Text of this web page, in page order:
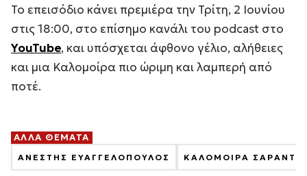
Το επεισόδιο κάνει πρεμιέρα την Τρίτη, 2 Ιουνίου
στις 18:00, στο επίσημο κανάλι του podcast στο
YouTube, και υπόσχεται άφθονο γέλιο, αλήθειες
και μια Καλομοίρα πιο ώριμη και λαμπερή από
ποτέ.
ΑΛΛΑ ΘΕΜΑΤΑ
ΑΝΕΣΤΗΣ ΕΥΑΓΓΕΛΟΠΟΥΛΟΣ ΚΑΛΟΜΟΙΡΑ ΣΑΡΑΝΤΗ